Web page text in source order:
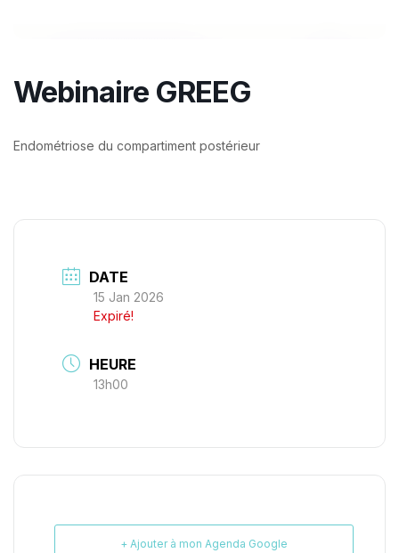
Webinaire GREEG
Endométriose du compartiment postérieur
DATE
15 Jan 2026
Expiré!
HEURE
13h00
+ Ajouter à mon Agenda Google